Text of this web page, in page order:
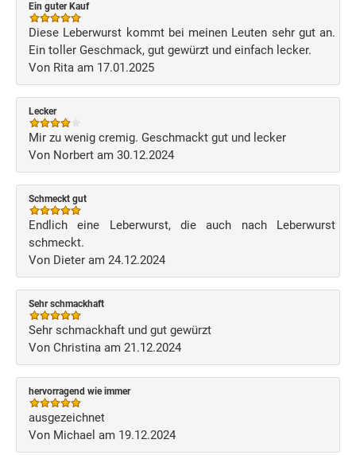
Ein guter Kauf
Diese Leberwurst kommt bei meinen Leuten sehr gut an.
Ein toller Geschmack, gut gewürzt und einfach lecker.
Von Rita am 17.01.2025
Lecker
Mir zu wenig cremig. Geschmackt gut und lecker
Von Norbert am 30.12.2024
Schmeckt gut
Endlich eine Leberwurst, die auch nach Leberwurst
schmeckt.
Von Dieter am 24.12.2024
Sehr schmackhaft
Sehr schmackhaft und gut gewürzt
Von Christina am 21.12.2024
hervorragend wie immer
ausgezeichnet
Von Michael am 19.12.2024